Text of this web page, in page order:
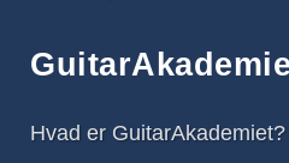
Hvad er GuitarAkademiet?